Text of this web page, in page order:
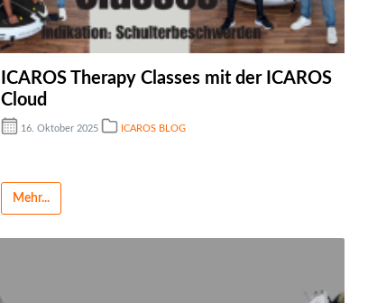
ICAROS Therapy Classes mit der ICAROS
Cloud
16. Oktober 2025 ICAROS BLOG
Mehr...